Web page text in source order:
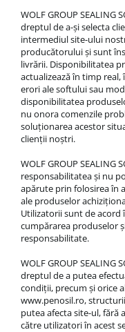
WOLF GROUP SEALING
dreptul de a-și selecta
intermediul site-ului
producătorului și sunt
livrării. Disponibilitatea
actualizează în timp
erori ale softului sau
disponibilitatea
nu onora comenzile
soluționarea acestor
clienții noștri.
WOLF GROUP SEALING
responsabilitatea și nu
apărute prin folosirea în
ale produselor
Utilizatorii sunt de acord
cumpărarea produselor
responsabilitate.
WOLF GROUP SEALING
dreptul de a putea
condiții, precum și orice
www.penosil.ro,
putea afecta site-ul, fără
către utilizatori în acest